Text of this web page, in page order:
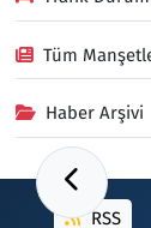
Tüm
Haber Arşivi
RSS